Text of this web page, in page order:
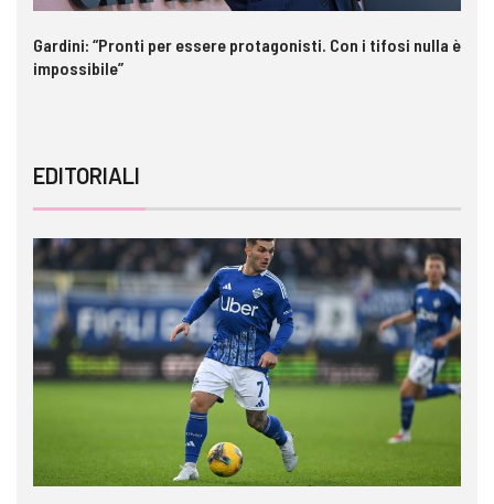
Gardini: “Pronti per essere protagonisti. Con i tifosi nulla è
impossibile”
EDITORIALI